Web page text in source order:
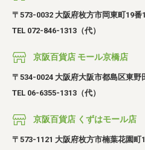
〒573-0032 大阪府枚方市岡東町19番
TEL 072-846-1313（代）
京阪百貨店 モール京橋店
〒534-0024 大阪府大阪市都島区東野
TEL 06-6355-1313（代）
京阪百貨店 くずはモール店
〒573-1121 大阪府枚方市楠葉花園町